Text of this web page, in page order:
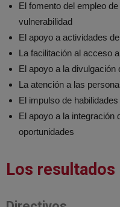
El fomento del empleo
vulnerabilidad
El apoyo a actividades
La facilitación al acceso
El apoyo a la divulgación
La atención a las
El impulso de
El apoyo a la integración
oportunidades
Los resultados